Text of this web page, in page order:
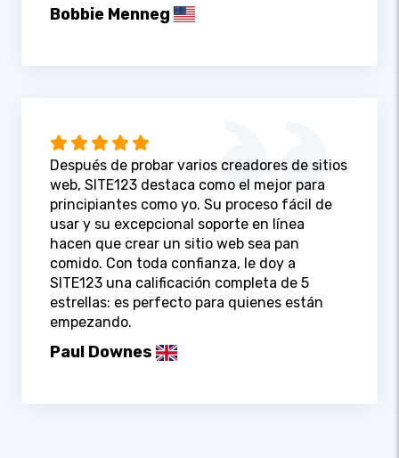
Bobbie Menneg
Después de probar varios creadores de sitios
web, SITE123 destaca como el mejor para
principiantes como yo. Su proceso fácil de
usar y su excepcional soporte en línea
hacen que crear un sitio web sea pan
comido. Con toda confianza, le doy a
SITE123 una calificación completa de 5
estrellas: es perfecto para quienes están
empezando.
Paul Downes